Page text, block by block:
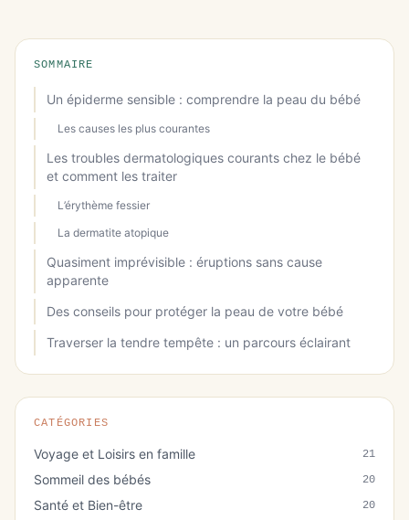
SOMMAIRE
Un épiderme sensible : comprendre la peau du bébé
Les causes les plus courantes
Les troubles dermatologiques courants chez le bébé
et comment les traiter
L’érythème fessier
La dermatite atopique
Quasiment imprévisible : éruptions sans cause
apparente
Des conseils pour protéger la peau de votre bébé
Traverser la tendre tempête : un parcours éclairant
CATÉGORIES
Voyage et Loisirs en famille 21
Sommeil des bébés 20
Santé et Bien-être 20